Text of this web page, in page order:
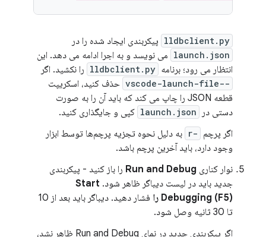
lldbclient.py پیکربندی ایجاد شده را در
launch.json می نویسد و به اجرا ادامه می دهد. این
انتظار می رود؛ برنامه lldbclient.py را نکشید. اگر
--vscode-launch-file
حذف کنید، اسکریپت
قطعه JSON را چاپ می کند که باید آن را به صورت
دستی در
launch.json کپی و جایگذاری کنید.
اگر پرچم -r
به دلیل نحوه تجزیه پرچم‌ها توسط ابزار
وجود دارد، باید آخرین پرچم باشد.
نوار کناری Run and Debug را باز کنید - پیکربندی
جدید باید در لیست دیباگر ظاهر شود. Start
Debugging (F5) را
فشار دهید. دیباگر باید بعد از 10
تا 30 ثانیه وصل شود.
اگر پیکربندی جدید در نمای Run and Debug ظاهر نشد،